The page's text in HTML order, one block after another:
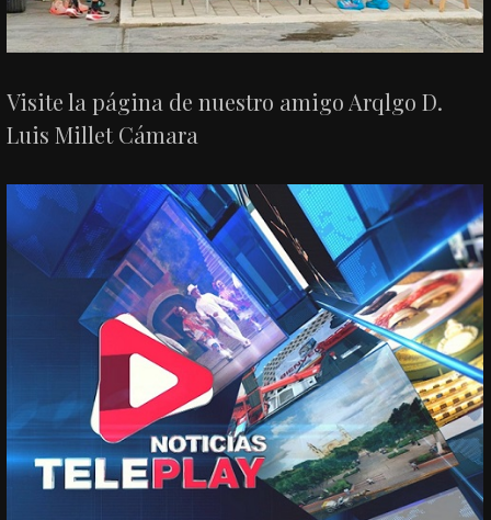
Visite la página de nuestro amigo Arqlgo D.
Luis Millet Cámara